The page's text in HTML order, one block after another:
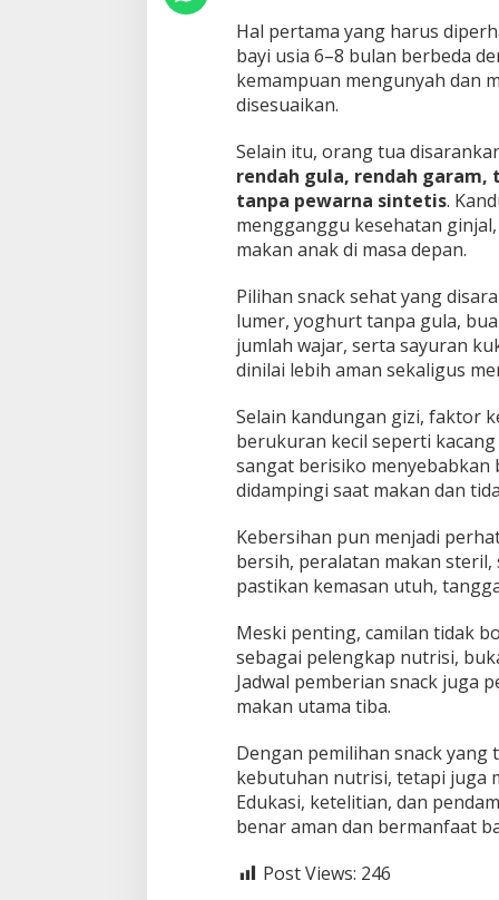
Hal pertama yang harus
bayi usia 6–8 bulan berbeda
kemampuan mengunyah dan
disesuaikan.
Selain itu, orang tua
rendah gula, rendah
tanpa pewarna sintetis.
mengganggu kesehatan
makan anak di masa depan.
Pilihan snack sehat yang
lumer, yoghurt tanpa gula,
jumlah wajar, serta sayuran
dinilai lebih aman sekaligus
Selain kandungan gizi, faktor
berukuran kecil seperti
sangat berisiko menyebabkan
didampingi saat makan dan
Kebersihan pun menjadi
bersih, peralatan makan
pastikan kemasan utuh,
Meski penting, camilan tidak
sebagai pelengkap nutrisi,
Jadwal pemberian snack juga
makan utama tiba.
Dengan pemilihan snack
kebutuhan nutrisi, tetapi juga
Edukasi, ketelitian, dan
benar aman dan bermanfaat
Post Views: 246